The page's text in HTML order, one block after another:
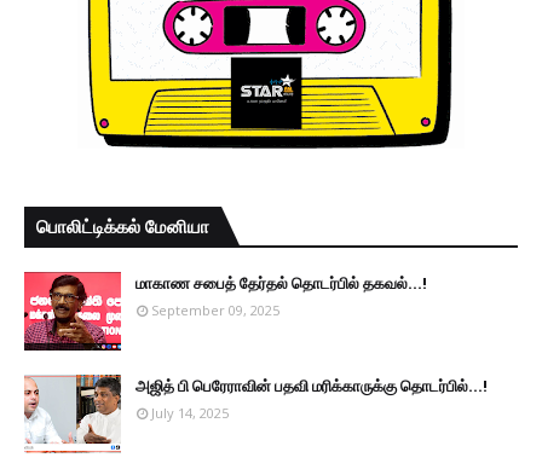
பொலிட்டிக்கல் மேனியா
மாகாண சபைத் தேர்தல் தொடர்பில் தகவல்...!
September 09, 2025
அஜித் பி பெரேராவின் பதவி மரிக்காருக்கு தொடர்பில்...!
July 14, 2025